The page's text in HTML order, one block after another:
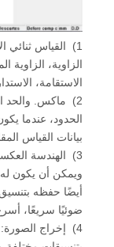
1) القياس ثنائي
الزاوية،
الاستقامة،
2) ماكس. والحد
الحدود، عندما
بيانات القياس
3) الهندسة
ضوئيًا سريعًا،
4) إخراج